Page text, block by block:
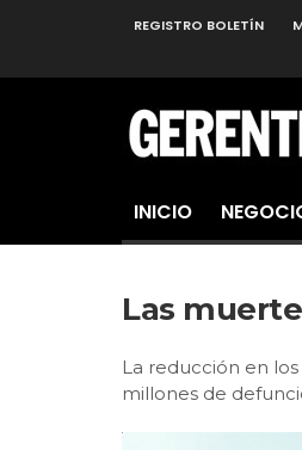
REGISTRO BOLETÍN
INICIO
Las
La reducción en
millones de